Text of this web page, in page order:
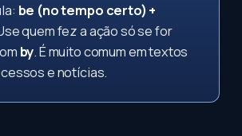
be (no tempo certo) +
quem fez a ação só se for
by. É muito comum em textos
e notícias.